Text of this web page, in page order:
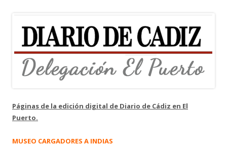
Páginas de la edición digital de Diario de Cádiz en El
Puerto.
MUSEO CARGADORES A INDIAS